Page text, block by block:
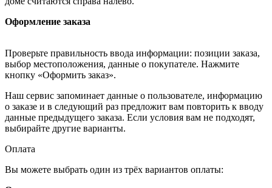
Оформление заказа
Проверьте правильность ввода информации: позиции заказа,
выбор местоположения, данные о покупателе. Нажмите
кнопку «Оформить заказ».
Наш сервис запоминает данные о пользователе, информацию
о заказе и в следующий раз предложит вам повторить к вводу
данные предыдущего заказа. Если условия вам не подходят,
выбирайте другие варианты.
Оплата
Вы можете выбрать один из трёх вариантов оплаты: